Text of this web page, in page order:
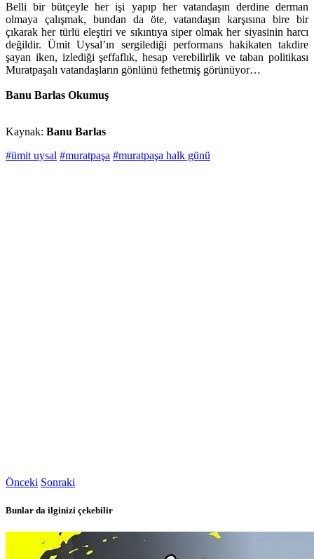
Belli bir bütçeyle her işi yapıp her vatandaşın derdine derman
olmaya çalışmak, bundan da öte, vatandaşın karşısına bire bir
çıkarak her türlü eleştiri ve sıkıntıya siper olmak her siyasinin harcı
değildir. Ümit Uysal’ın sergilediği performans hakikaten takdire
şayan iken, izlediği şeffaflık, hesap verebilirlik ve taban politikası
Muratpaşalı vatandaşların gönlünü fethetmiş görünüyor…
Banu Barlas Okumuş
Kaynak: Banu Barlas
#ümit uysal #muratpaşa #muratpaşa halk günü
Önceki Sonraki
Bunlar da ilginizi çekebilir